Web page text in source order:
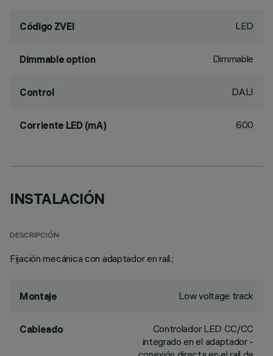
Código ZVEI LED
Dimmable option Dimmable
Control DALI
Corriente LED (mA) 600
INSTALACIÓN
DESCRIPCIÓN
Fijación mecánica con adaptador en raíl.;
Montaje Low voltage track
Cableado
Controlador LED CC/CC
integrado en el adaptador -